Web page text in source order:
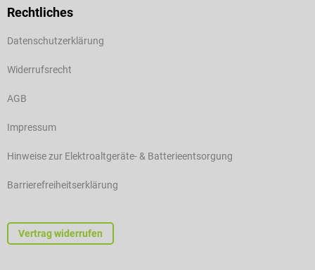
Rechtliches
Datenschutzerklärung
Widerrufsrecht
AGB
Impressum
Hinweise zur Elektroaltgeräte- & Batterieentsorgung
Barrierefreiheitserklärung
Vertrag widerrufen